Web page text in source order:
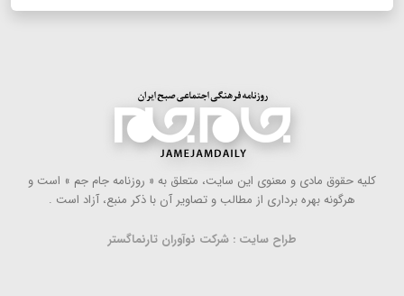
كلیه حقوق مادی و معنوی این سایت، متعلق به « روزنامه جام جم » است و
هرگونه بهره ‌برداری از مطالب و تصاویر آن با ذكر منبع، آزاد است .
طراح سایت : شرکت نوآوران تارنماگستر